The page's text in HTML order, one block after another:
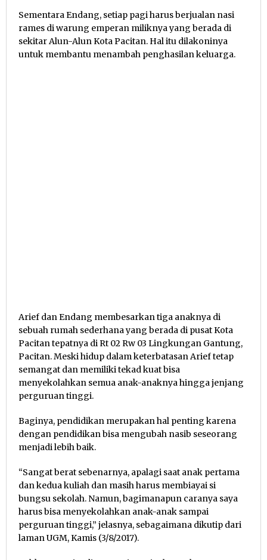
Sementara Endang, setiap pagi harus berjualan nasi
rames di warung emperan miliknya yang berada di
sekitar Alun-Alun Kota Pacitan. Hal itu dilakoninya
untuk membantu menambah penghasilan keluarga.
Arief dan Endang membesarkan tiga anaknya di
sebuah rumah sederhana yang berada di pusat Kota
Pacitan tepatnya di Rt 02 Rw 03 Lingkungan Gantung,
Pacitan. Meski hidup dalam keterbatasan Arief tetap
semangat dan memiliki tekad kuat bisa
menyekolahkan semua anak-anaknya hingga jenjang
perguruan tinggi.
Baginya, pendidikan merupakan hal penting karena
dengan pendidikan bisa mengubah nasib seseorang
menjadi lebih baik.
“Sangat berat sebenarnya, apalagi saat anak pertama
dan kedua kuliah dan masih harus membiayai si
bungsu sekolah. Namun, bagimanapun caranya saya
harus bisa menyekolahkan anak-anak sampai
perguruan tinggi,” jelasnya, sebagaimana dikutip dari
laman UGM, Kamis (3/8/2017).